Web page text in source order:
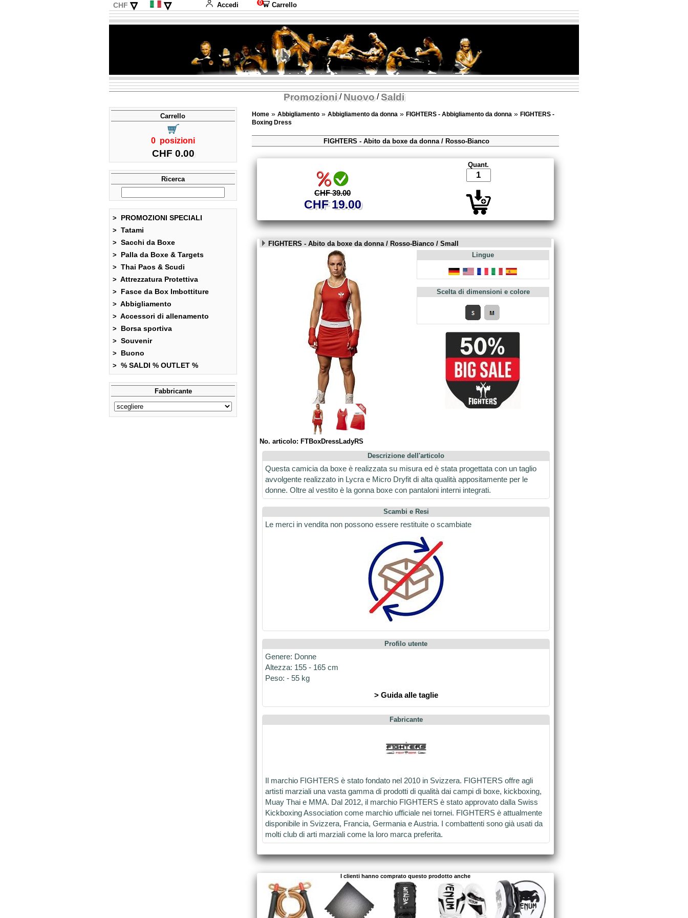
CHF ▿
EUR
USD
▿
Deutsch
English
Accedi 0 Carrello
Promozioni/ Nuovo/Saldi
Carrello
0 posizioni
CHF 0.00
Ricerca
> PROMOZIONI SPECIALI
> Tatami
> Sacchi da Boxe
> Palla da Boxe & Targets
> Thai Paos & Scudi
> Attrezzatura Protettiva
> Fasce da Box Imbottiture
> Abbigliamento
> Accessori di allenamento
> Borsa sportiva
> Souvenir
> Buono
> % SALDI % OUTLET %
Fabbricante
Home » Abbigliamento » Abbigliamento da donna » FIGHTERS - Abbigliamento da donna » FIGHTERS -
Boxing Dress
FIGHTERS - Abito da boxe da donna / Rosso-Bianco
CHF 39.00
CHF 19.00
Quant.
FIGHTERS - Abito da boxe da donna / Rosso-Bianco / Small
No. articolo: FTBoxDressLadyRS
Lingue
Scelta di dimensioni e colore
Descrizione dell'articolo
Questa camicia da boxe è realizzata su misura ed è stata progettata con un taglio
avvolgente realizzato in Lycra e Micro Dryfit di alta qualità appositamente per le
donne. Oltre al vestito è la gonna boxe con pantaloni interni integrati.
Scambi e Resi
Le merci in vendita non possono essere restituite o scambiate
Profilo utente
Genere: Donne
Altezza: 155 - 165 cm
Peso: - 55 kg
> Guida alle taglie
Fabricante
Il marchio FIGHTERS è stato fondato nel 2010 in Svizzera. FIGHTERS offre agli
artisti marziali una vasta gamma di prodotti di qualità dai campi di boxe, kickboxing,
Muay Thai e MMA. Dal 2012, il marchio FIGHTERS è stato approvato dalla Swiss
Kickboxing Association come marchio ufficiale nei tornei. FIGHTERS è attualmente
disponibile in Svizzera, Francia, Germania e Austria. I combattenti sono già usati da
molti club di arti marziali come la loro marca preferita.
I clienti hanno comprato questo prodotto anche